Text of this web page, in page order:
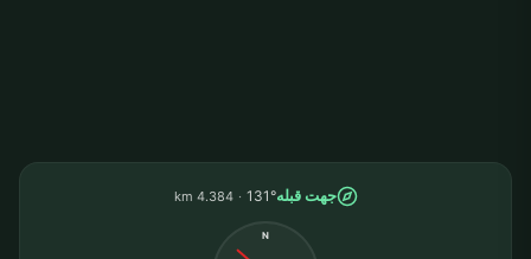
جهت قبله131°
4.384 km
N